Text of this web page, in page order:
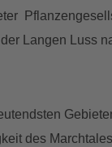
Langen Luss
des